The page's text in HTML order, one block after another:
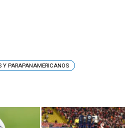
Y PARAPANAMERICANOS